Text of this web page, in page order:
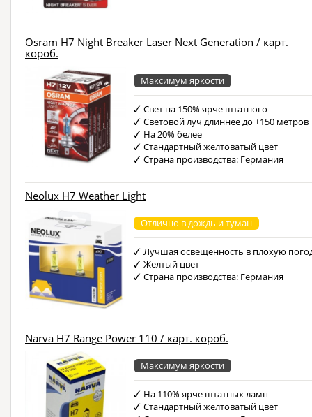
Osram H7 Night Breaker Laser Next Generation / карт.
короб.
Максимум яркости
Свет на 150% ярче штатного
Световой луч длиннее до +150 метров
На 20% белее
Стандартный желтоватый цвет
Страна производства: Германия
Neolux H7 Weather Light
Отлично в дождь и туман
Лучшая освещенность в плохую
Желтый цвет
Страна производства: Германия
Narva H7 Range Power 110 / карт. короб.
Максимум яркости
На 110% ярче штатных ламп
Стандартный желтоватый цвет